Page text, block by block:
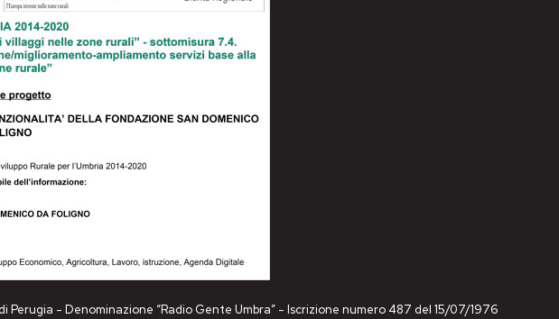
- Denominazione “Radio Gente Umbra” - Iscrizione numero 487 del 15/07/1976